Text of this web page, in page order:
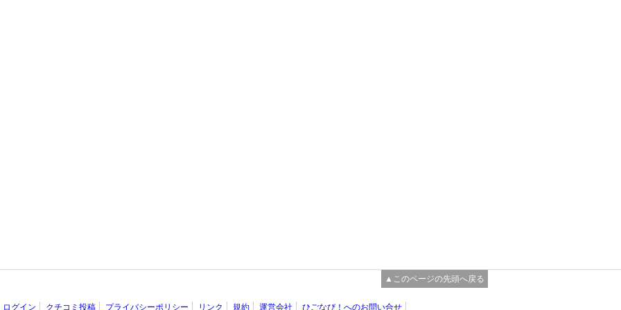
▲このページの先頭へ戻る
ログイン クチコミ投稿 プライバシーポリシー リンク 規約 運営会社 ひごなび！へのお問い合せ